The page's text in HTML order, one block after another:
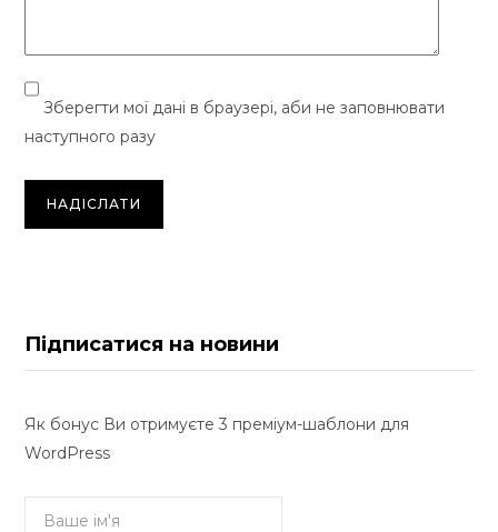
Зберегти мої дані в браузері, аби не заповнювати
наступного разу
Підписатися на новини
Як бонус Ви отримуєте 3 преміум-шаблони для
WordPress